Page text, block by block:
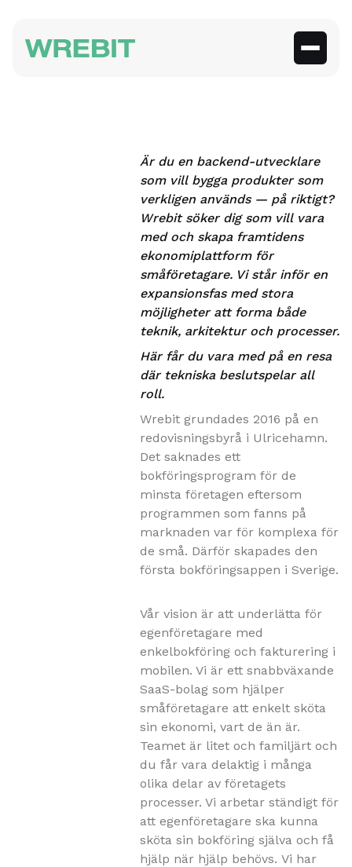
Är du en backend-utvecklare
som vill bygga produkter som
verkligen används — på riktigt?
Wrebit söker dig som vill vara
med och skapa framtidens
ekonomiplattform för
småföretagare. Vi står inför en
expansionsfas med stora
möjligheter att forma både
teknik, arkitektur och processer.
Här får du vara med på en resa
där tekniska beslutspelar all
roll.
Wrebit grundades 2016 på en
redovisningsbyrå i Ulricehamn.
Det saknades ett
bokföringsprogram för de
minsta företagen eftersom
programmen som fanns på
marknaden var för komplexa för
de små. Därför skapades den
första bokföringsappen i Sverige.
Vår vision är att underlätta för
egenföretagare med
enkelbokföring och fakturering i
mobilen. Vi är ett snabbväxande
SaaS-bolag som hjälper
småföretagare att enkelt sköta
sin ekonomi, vart de än är.
Teamet är litet och familjärt och
du får vara delaktig i många
olika delar av företagets
processer. Vi arbetar ständigt för
att egenföretagare ska kunna
sköta sin bokföring själva och få
hjälp när hjälp behövs. Vi har